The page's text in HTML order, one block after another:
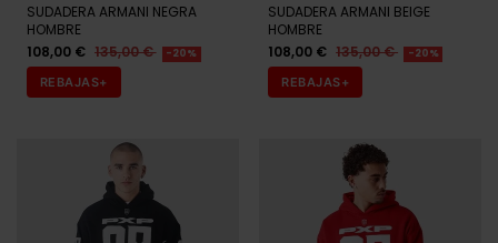
SUDADERA ARMANI NEGRA
HOMBRE
108,00 € 135,00 € -20%
REBAJAS+
SUDADERA ARMANI BEIGE
HOMBRE
108,00 € 135,00 € -20%
REBAJAS+